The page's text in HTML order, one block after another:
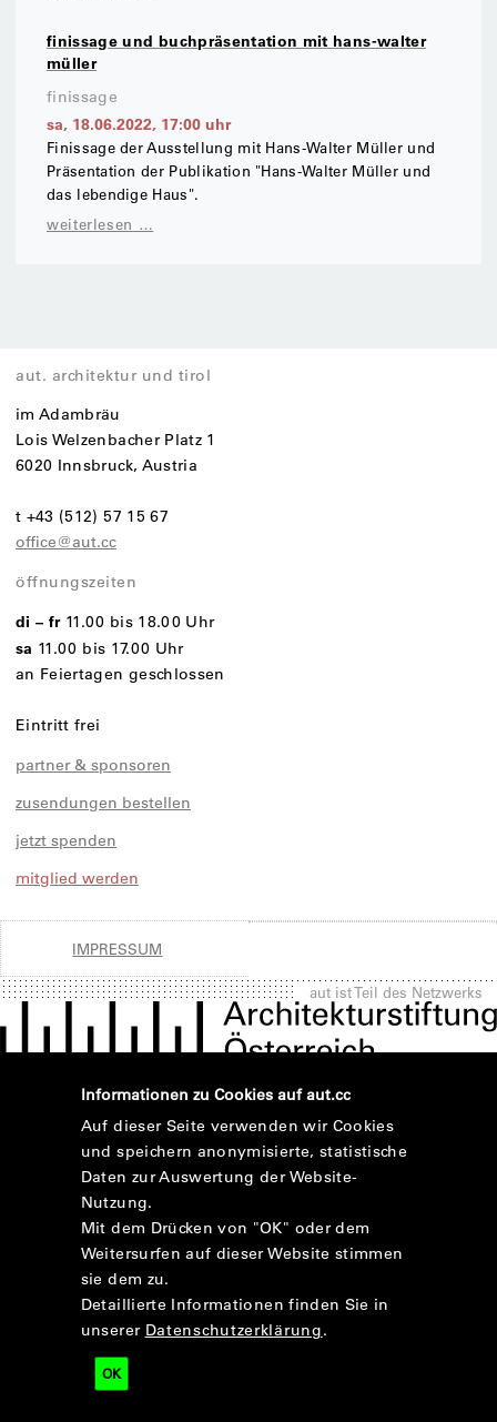
finissage und buchpräsentation mit hans-walter
müller
finissage
sa, 18.06.2022, 17:00 uhr
Finissage der Ausstellung mit Hans-Walter Müller und
Präsentation der Publikation "Hans-Walter Müller und
das lebendige Haus".
weiterlesen …
aut. architektur und tirol
im Adambräu
Lois Welzenbacher Platz 1
6020 Innsbruck, Austria
t +43 (512) 57 15 67
office@aut.cc
öffnungszeiten
di – fr 11.00 bis 18.00 Uhr
sa 11.00 bis 17.00 Uhr
an Feiertagen geschlossen
Eintritt frei
partner & sponsoren
zusendungen bestellen
jetzt spenden
mitglied werden
IMPRESSUM
aut ist Teil des Netzwerks
Informationen zu Cookies auf aut.cc
Auf dieser Seite verwenden wir Cookies
und speichern anonymisierte, statistische
Daten zur Auswertung der Website-
Nutzung.
Mit dem Drücken von "OK" oder dem
Weitersurfen auf dieser Website stimmen
sie dem zu.
Detaillierte Informationen finden Sie in
unserer Datenschutzerklärung.
OK